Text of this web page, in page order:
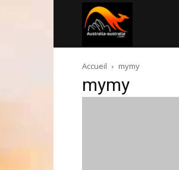
australie.com
Accueil mymy
mymy